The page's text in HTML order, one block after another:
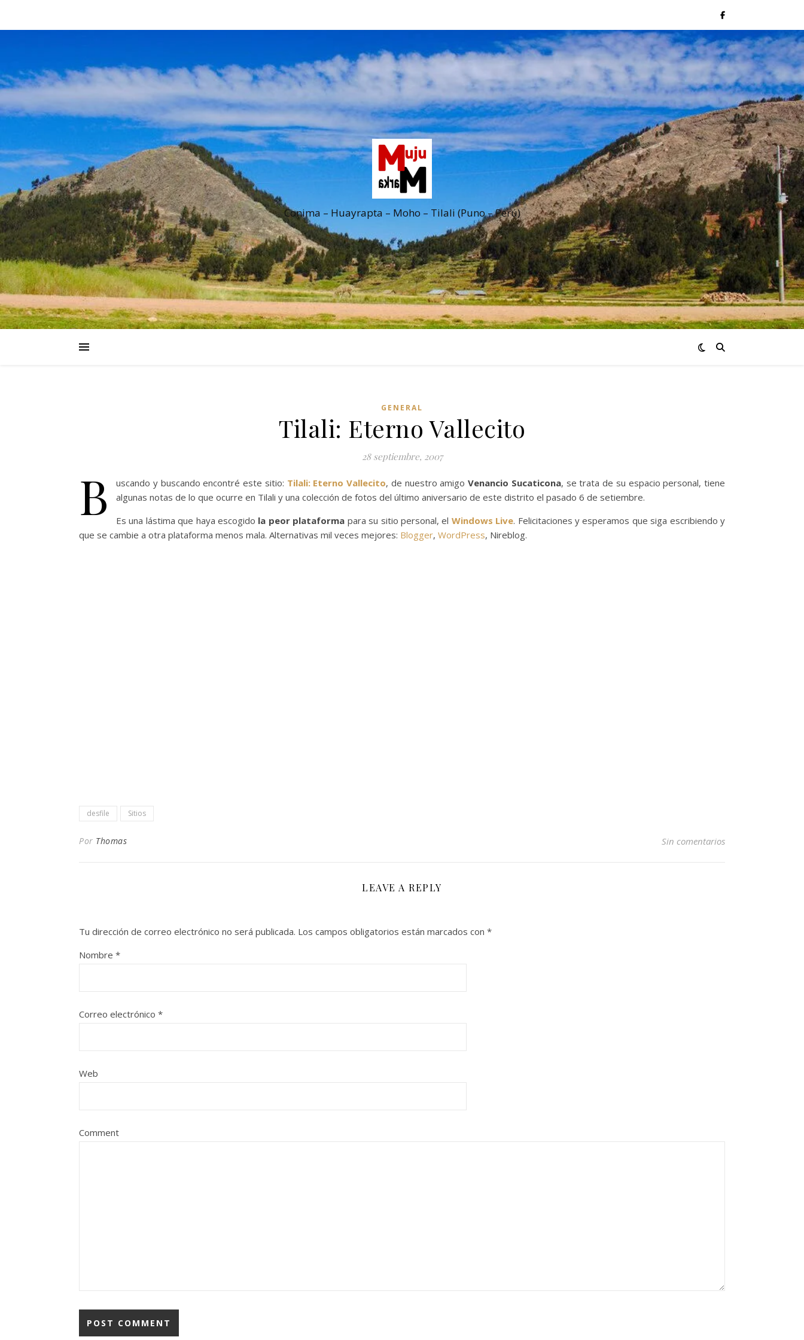
Conima – Huayrapta – Moho – Tilali (Puno – Perú)
GENERAL
Tilali: Eterno Vallecito
28 septiembre, 2007
B uscando y buscando encontré este sitio: Tilali: Eterno Vallecito, de nuestro amigo Venancio Sucaticona, se trata de su espacio personal, tiene
algunas notas de lo que ocurre en Tilali y una colección de fotos del último aniversario de este distrito el pasado 6 de setiembre.
Es una lástima que haya escogido la peor plataforma para su sitio personal, el Windows Live. Felicitaciones y esperamos que siga escribiendo y
que se cambie a otra plataforma menos mala. Alternativas mil veces mejores: Blogger, WordPress, Nireblog.
desfile Sitios
Por Thomas Sin comentarios
LEAVE A REPLY
Tu dirección de correo electrónico no será publicada. Los campos obligatorios están marcados con *
Nombre *
Correo electrónico *
Web
Comment